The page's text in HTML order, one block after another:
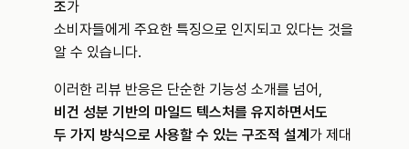
조가
소비자들에게 주요한 특징으로 인지되고 있다는 것을
알 수 있습니다.
이러한 리뷰 반응은 단순한 기능성 소개를 넘어,
비건 성분 기반의 마일드 텍스처를 유지하면서도
두 가지 방식으로 사용할 수 있는 구조적 설계 가 제대